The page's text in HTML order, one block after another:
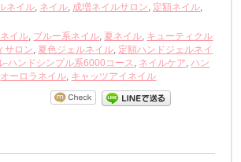
ネイル ネイル 成増ネイルサロン 定額ネイル
イル ブルー系ネイル 夏ネイル キューティクル
サロン 夏色ジェルネイル 定額ハンドジェルネイ
-ハンドシンプル系6000コース ネイルケア ハン
オーロラネイル キャッツアイネイル